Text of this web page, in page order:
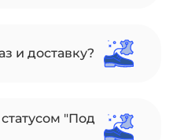
и доставку?
статусом "Под